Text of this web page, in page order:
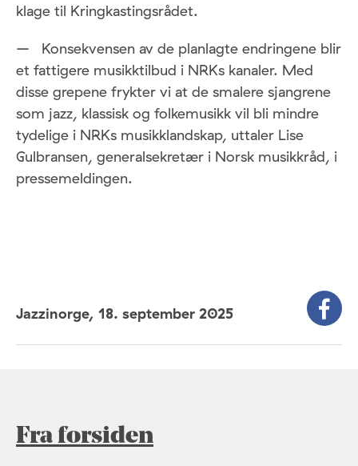
klage til Kringkastingsrådet.
– Konsekvensen av de planlagte endringene blir
et fattigere musikktilbud i NRKs kanaler. Med
disse grepene frykter vi at de smalere sjangrene
som jazz, klassisk og folkemusikk vil bli mindre
tydelige i NRKs musikklandskap, uttaler Lise
Gulbransen, generalsekretær i Norsk musikkråd, i
pressemeldingen.
Jazzinorge, 18. september 2025
Fra forsiden